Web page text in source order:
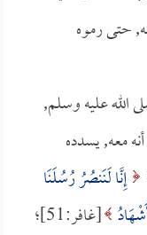
حتى رموه
الله عليه وسلم,
معه, يسدده
إِنَّا لَنَنصُرُ رُسُلَنَا
[غافر:51]؛